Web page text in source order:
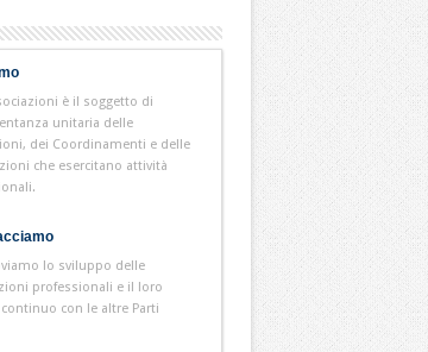
è il soggetto di
unitaria delle
dei Coordinamenti e delle
che esercitano attività
lo sviluppo delle
professionali e il loro
con le altre Parti